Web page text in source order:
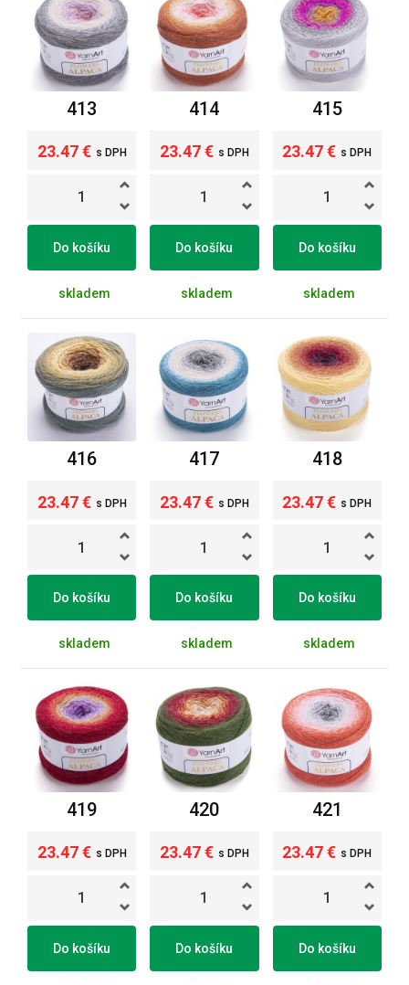
413
23.47 € s DPH
Do košíku
skladem
414
23.47 € s DPH
Do košíku
skladem
415
23.47 € s DPH
Do košíku
skladem
416
23.47 € s DPH
Do košíku
skladem
417
23.47 € s DPH
Do košíku
skladem
418
23.47 € s DPH
Do košíku
skladem
419
23.47 € s DPH
Do košíku
420
23.47 € s DPH
Do košíku
421
23.47 € s DPH
Do košíku